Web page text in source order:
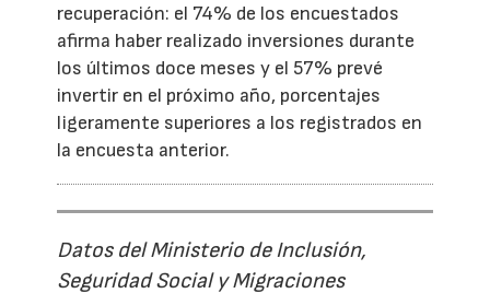
recuperación: el 74% de los encuestados
afirma haber realizado inversiones durante
los últimos doce meses y el 57% prevé
invertir en el próximo año, porcentajes
ligeramente superiores a los registrados en
la encuesta anterior.
Datos del Ministerio de Inclusión,
Seguridad Social y Migraciones